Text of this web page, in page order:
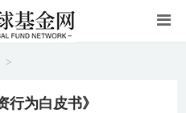
>
行为白皮书》